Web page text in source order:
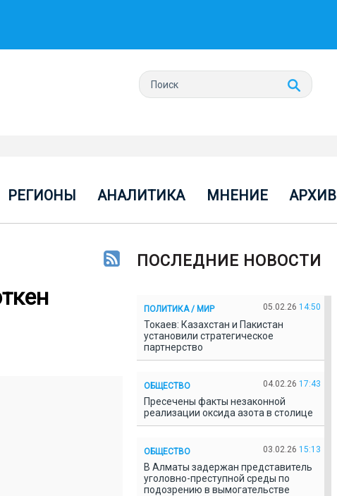
РЕГИОНЫ АНАЛИТИКА МНЕНИЕ АРХИВ
ПОСЛЕДНИЕ НОВОСТИ
ПОЛИТИКА / МИР 05.02.26 14:50
Токаев: Казахстан и Пакистан
установили стратегическое
партнерство
ОБЩЕСТВО 04.02.26 17:43
Пресечены факты незаконной
реализации оксида азота в столице
ОБЩЕСТВО 03.02.26 15:13
В Алматы задержан представитель
уголовно-преступной среды по
подозрению в вымогательстве